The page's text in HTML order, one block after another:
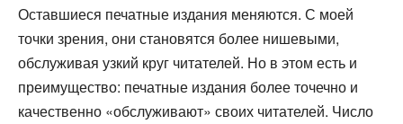
Оставшиеся печатные издания меняются. С моей
точки зрения, они становятся более нишевыми,
обслуживая узкий круг читателей. Но в этом есть и
преимущество: печатные издания более точечно и
качественно «обслуживают» своих читателей. Число